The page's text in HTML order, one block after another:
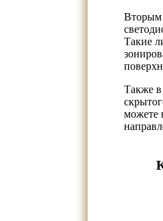
Вторым
Такие
Также в
можете